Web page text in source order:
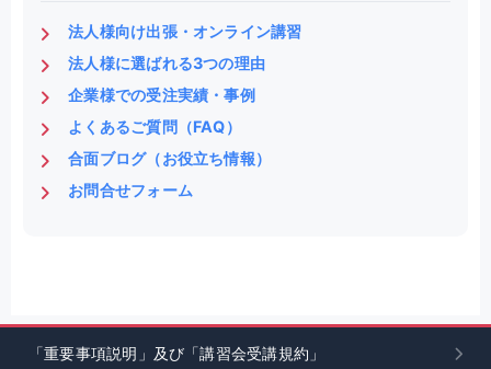
法人様向け出張・オンライン講習
法人様に選ばれる3つの理由
企業様での受注実績・事例
よくあるご質問（FAQ）
合面ブログ（お役立ち情報）
お問合せフォーム
「重要事項説明」及び「講習会受講規約」